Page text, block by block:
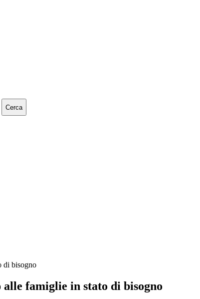
Cerca
di bisogno
famiglie in stato di bisogno